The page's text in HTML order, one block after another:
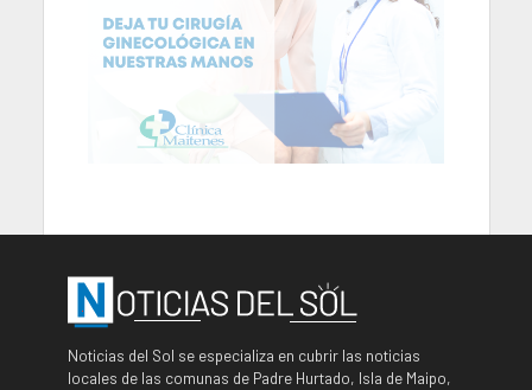
Noticias del Sol se especializa en cubrir las noticias
locales de las comunas de Padre Hurtado, Isla de Maipo,